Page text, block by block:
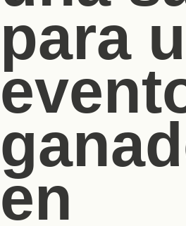
para
en